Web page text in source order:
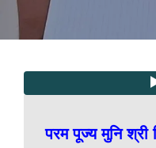
परम पूज्य मुनि श्री